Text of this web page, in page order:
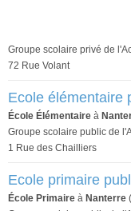
Groupe scolaire privé de
72 Rue Volant
Ecole élémentaire
École Élémentaire à
Groupe scolaire public de
1 Rue des Chailliers
Ecole primaire
École Primaire à Nanterre